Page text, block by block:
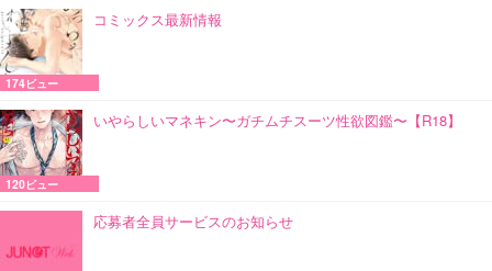
コミックス最新情報
174ビュー
いやらしいマネキン〜ガチムチスーツ性欲図鑑〜【R18】
120ビュー
応募者全員サービスのお知らせ